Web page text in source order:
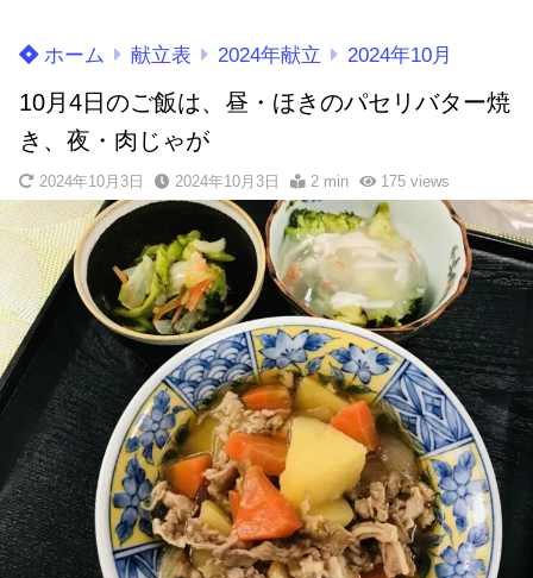
ホーム 献立表 2024年献立 2024年10月
10月4日のご飯は、昼・ほきのパセリバター焼
き、夜・肉じゃが
2024年10月3日 2024年10月3日 2 min 175views